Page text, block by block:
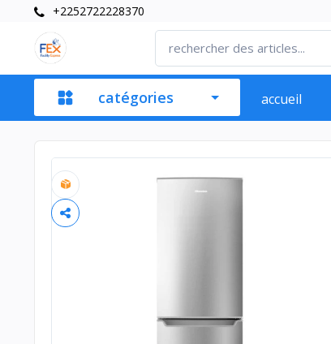
+2252722228370
catégories accueil